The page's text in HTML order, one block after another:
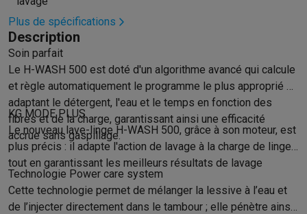
Hygiène dentaire
Brosses à dents électriques
RasageRasoirs électriques
ÉpilationÉpilateurs à lumière pulsée
BeautéSoin du visageMasques LEDMiroirsManucure &
MassageMassage piedsSièges de massageMassage cou &
SantéPèse-personne TensiomètresÉlectrostimulation
Pour le bébéBabyphonesTire-laitsChauffe-biberonsAérosols
TV, audio & photo
TV & projecteursTVTV avec barre de sonTV 2026TV LGTV
Périphériques TVBarres de sonHome-cinemaAmplificateurs
Casques & ÉcouteursCasquesCasques Bluetooth Écouteurs
EnceintesEnceintesEnceintes BluetoothEnceintes connectées
Plus de spécifications
Description
Soin parfait
Le H-WASH 500 est doté d'un algorithme avancé qui calcule
et règle automatiquement le programme le plus approprié en
adaptant le détergent, l'eau et le temps en fonction des
fibres et de la charge, garantissant ainsi une efficacité
accrue sans gaspillage.
KG MODE PLUS
Le nouveau lave-linge H-WASH 500, grâce à son moteur, est
plus précis : il adapte l'action de lavage à la charge de linge
tout en garantissant les meilleurs résultats de lavage
Technologie Power care system
Cette technologie permet de mélanger la lessive à l’eau et
de l’injecter directement dans le tambour ; elle pénètre ainsi